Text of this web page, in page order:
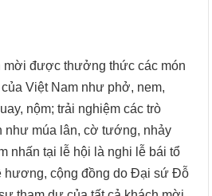
mời được thưởng thức các món
Việt Nam như phở, nem,
nộm; trải nghiệm các trò
như múa lân, cờ tướng, nhảy
nhấn tại lễ hội là nghi lễ bái tổ
hương, cộng đồng do Đại sứ Đỗ